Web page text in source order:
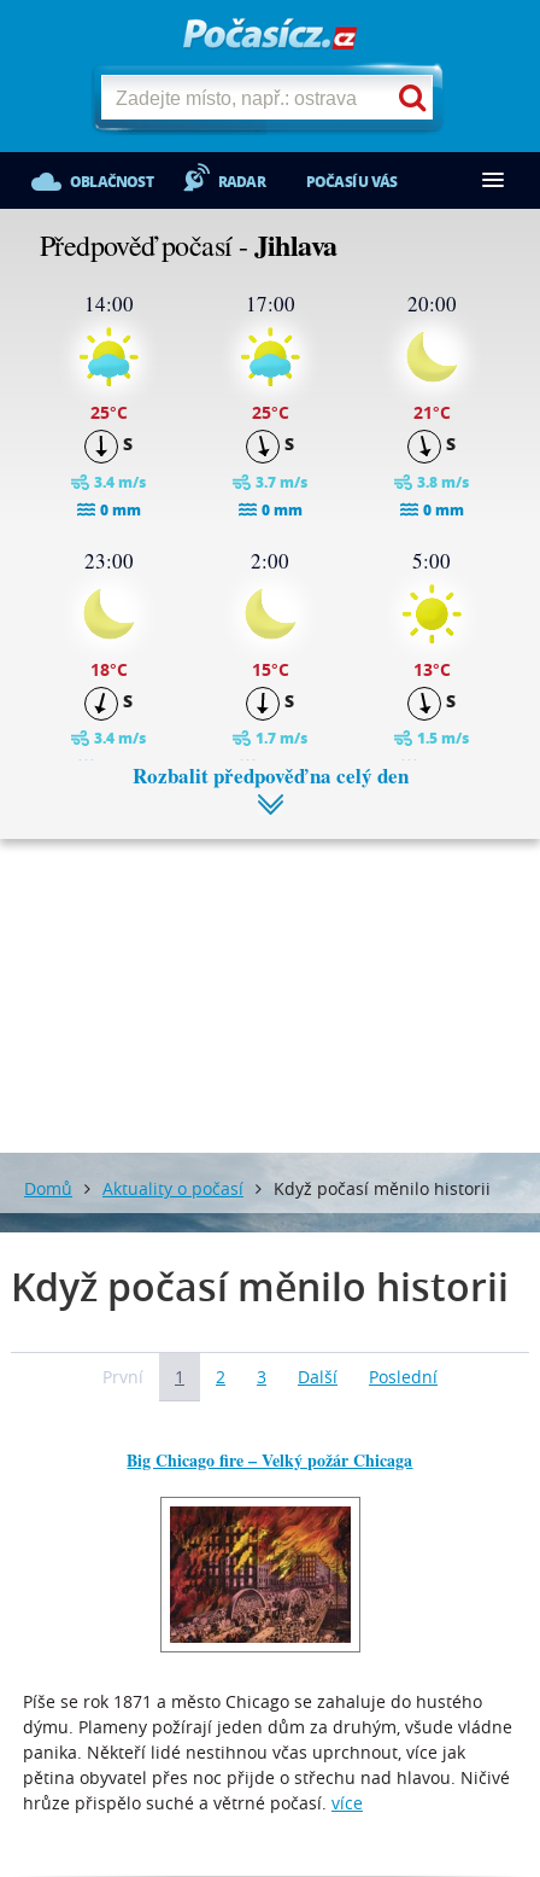
OBLAČNOST RADAR POČASÍ U VÁS
Předpověď počasí -Jihlava
14:00
25°C
S
3.4 m/s
0 mm
17:00
25°C
S
3.7 m/s
0 mm
20:00
21°C
S
3.8 m/s
0 mm
23:00
18°C
S
3.4 m/s
0 mm
2:00
15°C
S
1.7 m/s
0 mm
5:00
13°C
S
1.5 m/s
Rozbalit předpověď na celý den
Domů Aktuality o počasí Když počasí měnilo historii
Když počasí měnilo historii
První 1 2 3 Další Poslední
Big Chicago fire – Velký požár Chicaga
Píše se rok 1871 a město Chicago se zahaluje do hustého
dýmu. Plameny požírají jeden dům za druhým, všude vládne
panika. Někteří lidé nestihnou včas uprchnout, více jak
pětina obyvatel přes noc přijde o střechu nad hlavou. Ničivé
hrůze přispělo suché a větrné počasí. více